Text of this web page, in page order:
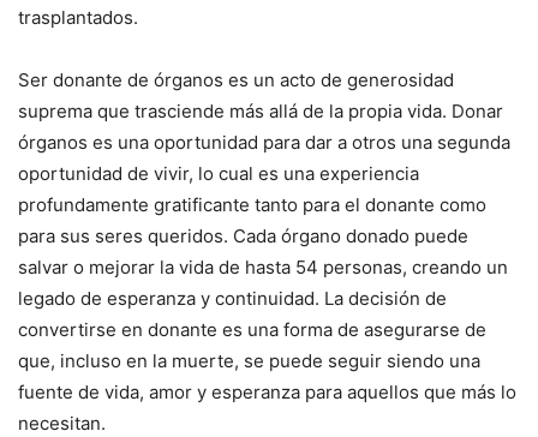
trasplantados.
Ser donante de órganos es un acto de generosidad
suprema que trasciende más allá de la propia vida. Donar
órganos es una oportunidad para dar a otros una segunda
oportunidad de vivir, lo cual es una experiencia
profundamente gratificante tanto para el donante como
para sus seres queridos. Cada órgano donado puede
salvar o mejorar la vida de hasta 54 personas, creando un
legado de esperanza y continuidad. La decisión de
convertirse en donante es una forma de asegurarse de
que, incluso en la muerte, se puede seguir siendo una
fuente de vida, amor y esperanza para aquellos que más lo
necesitan.